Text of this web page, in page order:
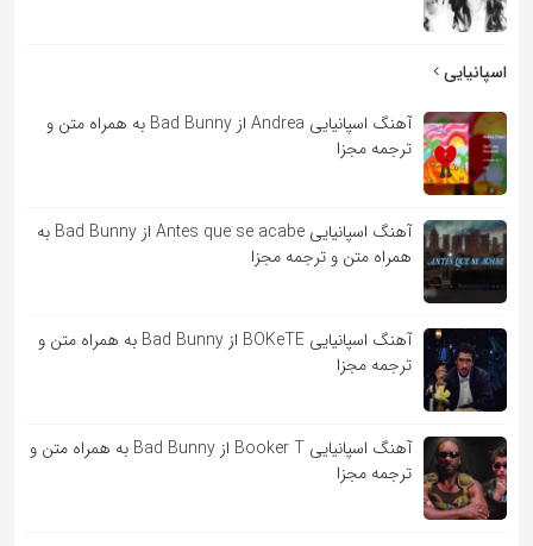
اسپانیایی
آهنگ اسپانیایی Andrea از Bad Bunny به همراه متن و
ترجمه مجزا
آهنگ اسپانیایی Antes que se acabe از Bad Bunny به
همراه متن و ترجمه مجزا
آهنگ اسپانیایی BOKeTE از Bad Bunny به همراه متن و
ترجمه مجزا
آهنگ اسپانیایی Booker T از Bad Bunny به همراه متن و
ترجمه مجزا